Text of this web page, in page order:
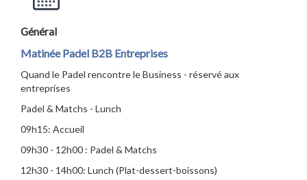
Général
Matinée Padel B2B Entreprises
Quand le Padel rencontre le Business - réservé aux
entreprises
Padel & Matchs - Lunch
09h15: Accueil
09h30 - 12h00 : Padel & Matchs
12h30 - 14h00: Lunch (Plat-dessert-boissons)